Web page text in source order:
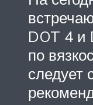
DOT 4 и
по
следует